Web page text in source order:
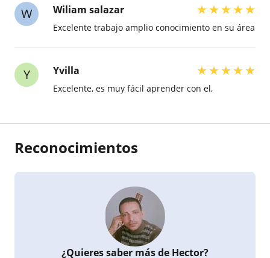
W Wiliam salazar ★★★★★
Excelente trabajo amplio conocimiento en su área
Y Yvilla ★★★★★
Excelente, es muy fácil aprender con el,
Reconocimientos
¿Quieres saber más de Hector?